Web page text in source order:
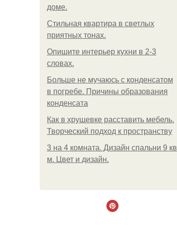
доме.
Стильная квартира в светлых
приятных тонах.
Опишите интерьер кухни в 2-3
словах.
Больше не мучаюсь с конденсатом
в погребе. Причины образования
конденсата
Как в хрущевке расставить мебель.
Творческий подход к пространству
3 на 4 комната. Дизайн спальни 9 кв
м. Цвет и дизайн.